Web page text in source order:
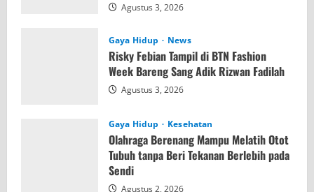
Agustus 3, 2026
Gaya Hidup News
Risky Febian Tampil di BTN Fashion
Week Bareng Sang Adik Rizwan Fadilah
Agustus 3, 2026
Gaya Hidup Kesehatan
Olahraga Berenang Mampu Melatih Otot
Tubuh tanpa Beri Tekanan Berlebih pada
Sendi
Agustus 2, 2026